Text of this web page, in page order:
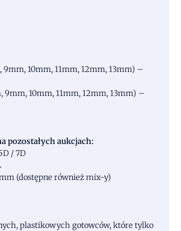
9mm, 10mm, 11mm, 12mm, 13mm) –
9mm, 10mm, 11mm, 12mm, 13mm) –
pozostałych aukcjach:
/ 7D
mm (dostępne również mix-y)
plastikowych gotowców, które tylko